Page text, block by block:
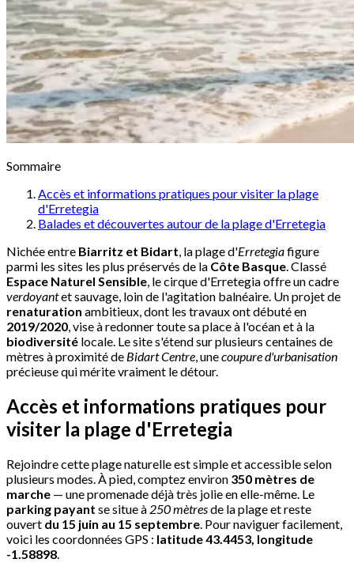
Sommaire
Accès et informations pratiques pour visiter la plage
d'Erretegia
Balades et découvertes autour de la plage d'Erretegia
Nichée entre Biarritz et Bidart, la plage d'Erretegiafigure
parmi les sites les plus préservés de la Côte Basque. Classé
Espace Naturel Sensible, le cirque d'Erretegia offre un cadre
verdoyantet sauvage, loin de l'agitation balnéaire. Un projet de
renaturation ambitieux, dont les travaux ont débuté en
2019/2020, vise à redonner toute sa place à l'océan et à la
biodiversité locale. Le site s'étend sur plusieurs centaines de
mètres à proximité de Bidart Centre, unecoupure d'urbanisation
précieuse qui mérite vraiment le détour.
Accès et informations pratiques pour
visiter la plage d'Erretegia
Rejoindre cette plage naturelle est simple et accessible selon
plusieurs modes. À pied, comptez environ 350 mètres de
marche — une promenade déjà très jolie en elle-même. Le
parking payant se situe à 250 mètresde la plage et reste
ouvert du 15 juin au 15 septembre . Pour naviguer facilement,
voici les coordonnées GPS : latitude 43.4453, longitude
-1.58898